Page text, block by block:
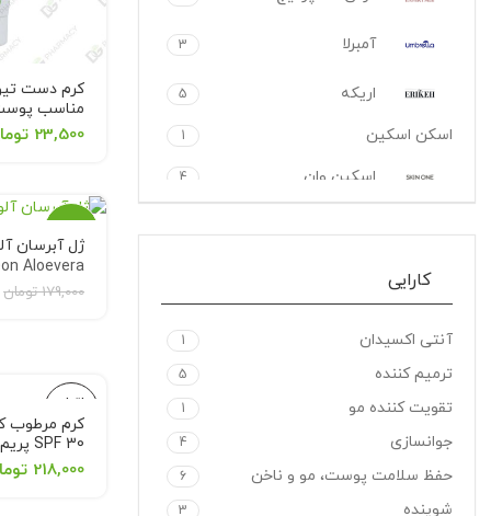
آمبرلا 3
اریکه 5
اسکن اسکین 1
اسکین وان 4
ام کیو 8
ایروکس 2
19
بایو مارین 2
کارایی
آنتی اکسیدان 1
ترمیم کننده 5
تقویت کننده مو 1
جوانسازی 4
حفظ سلامت پوست، مو و ناخن 6
شوینده 3
کرم دست
مناسب
& Face
tube 75
23,500
اتمام
موجودی
ژل آبرسان
Aloevera
179,000 تومان
اتمام
موجودی
کرم مرطوب
30 SPF پریم
218,000